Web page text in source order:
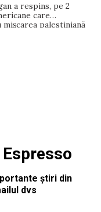
a respins, pe 2
care
palestiniană
Erdogan a
atacat Israelul și a
știri din
dvs